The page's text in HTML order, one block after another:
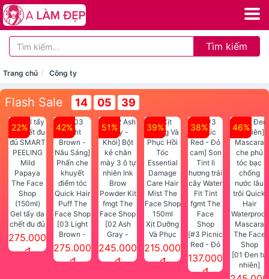
Tìm kiếm
Trang chủ Công ty
Flash Sale 14 05 39
22%
Gel tẩy da
chết đu đủ
SMART
PEELING
275.000
đ
42%
[03 Light
Brown -
Nâu Sáng]
Phấn che
275.000
đ
51%
[02 Ash
Gray -
Khói] Bột
kẻ chân
245.000
đ
39%
Xịt Dưỡng
Và Phục
Hồi Tóc
Essential
215.000
đ
38%
[#3 Picnic
Red - Đỏ
cam] Son
137.000
đ
46%
[01 Đen tự
nhiên]
Mascara